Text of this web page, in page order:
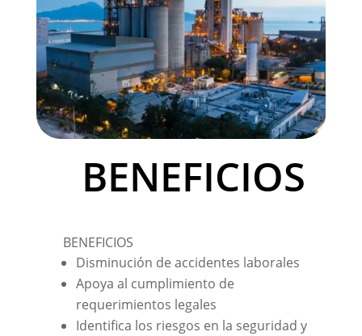
BENEFICIOS
BENEFICIOS
Disminución de accidentes laborales
Apoya al cumplimiento de
requerimientos legales
Identifica los riesgos en la seguridad y